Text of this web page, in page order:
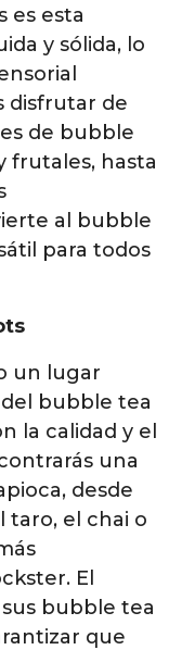
es esta
y sólida, lo
disfrutar de
de bubble
frutales, hasta
al bubble
para todos
un lugar
bubble tea
la calidad y el
una
desde
taro, el chai o
El
bubble tea
que